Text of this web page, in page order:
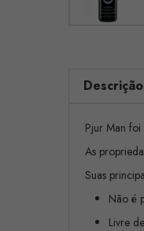
Descrição
Pjur Man
As
Suas
Não é
Livre